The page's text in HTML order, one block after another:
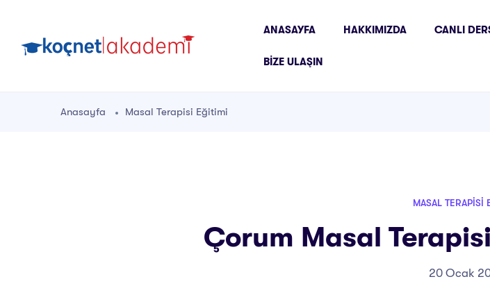
ANASAYFA HAKKIMIZDA CANLI
BIZE ULAŞIN
Anasayfa Masal Terapisi Eğitimi
MASAL TERAPISI
Çorum Masal
20 Ocak